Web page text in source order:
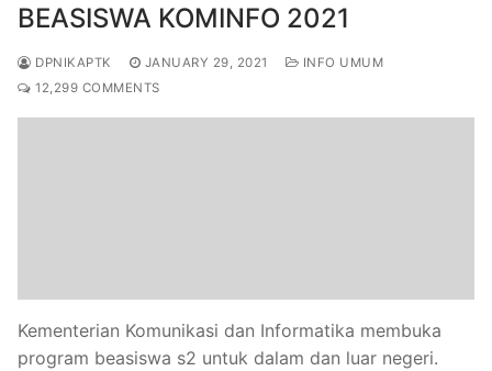
BEASISWA KOMINFO 2021
DPNIKAPTK JANUARY 29, 2021
INFO UMUM
12,299 COMMENTS
Kementerian Komunikasi dan Informatika membuka
program beasiswa s2 untuk dalam dan luar negeri.